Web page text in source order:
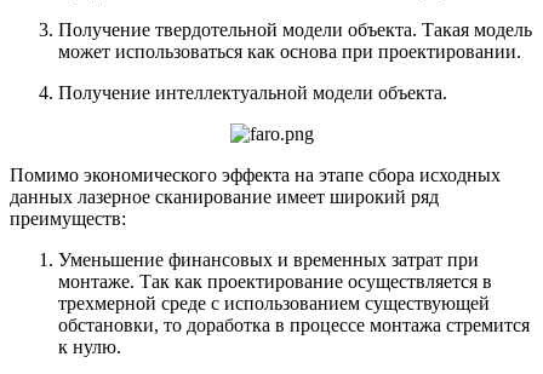
Получение твердотельной модели объекта. Такая модель
может использоваться как основа при проектировании.
Получение интеллектуальной модели объекта.
Помимо экономического эффекта на этапе сбора исходных
данных лазерное сканирование имеет широкий ряд
преимуществ:
Уменьшение финансовых и временных затрат при
монтаже. Так как проектирование осуществляется в
трехмерной среде с использованием существующей
обстановки, то доработка в процессе монтажа стремится
к нулю.